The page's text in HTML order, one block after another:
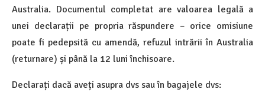
Australia. Documentul completat are valoarea legală a
unei declarații pe propria răspundere – orice omisiune
poate fi pedepsită cu amendă, refuzul intrării în Australia
(returnare) și până la 12 luni închisoare.
Declarați dacă aveți asupra dvs sau în bagajele dvs: